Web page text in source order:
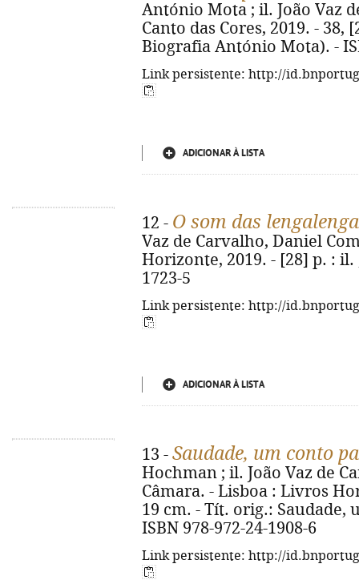
António Mota ; il. João Vaz
Canto das Cores, 2019. - 38,
Biografia António Mota). -
Link persistente: http://
ADICIONAR À LISTA
12 - O som das
Vaz de Carvalho, Daniel
Horizonte, 2019. - [28] p. : il.
1723-5
Link persistente: http://
ADICIONAR À LISTA
13 - Saudade, um conto
Hochman ; il. João Vaz de
Câmara. - Lisboa : Livros
19 cm. - Tít. orig.: Saudade,
ISBN 978-972-24-1908-6
Link persistente: http://